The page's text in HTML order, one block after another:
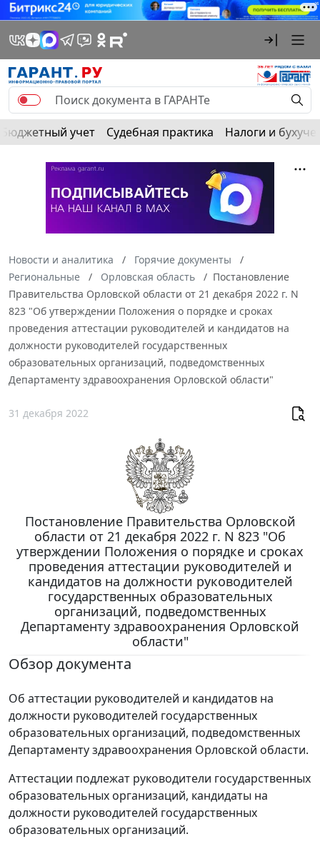
Бюджетный учет Судебная практика Налоги и
Новости и аналитика
Горячие документы
Региональные
Орловская область
Постановление
Правительства Орловской области от 21 декабря 2022 г. N
823 "Об утверждении Положения о порядке и сроках
проведения аттестации руководителей и кандидатов на
должности руководителей государственных
образовательных организаций, подведомственных
Департаменту здравоохранения Орловской области"
31 декабря 2022
Постановление Правительства Орловской
области от 21 декабря 2022 г. N 823 "Об
утверждении Положения о порядке и сроках
проведения аттестации руководителей и
кандидатов на должности руководителей
государственных образовательных
организаций, подведомственных
Департаменту здравоохранения Орловской
области"
Обзор документа
Об аттестации руководителей и кандидатов на
должности руководителей государственных
образовательных организаций, подведомственных
Департаменту здравоохранения Орловской области.
Аттестации подлежат руководители государственных
образовательных организаций, кандидаты на
должности руководителей государственных
образовательных организаций.